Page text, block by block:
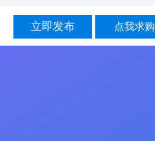
立即发布 点我求购